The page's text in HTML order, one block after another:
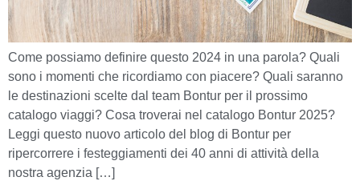
Come possiamo definire questo 2024 in una parola? Quali
sono i momenti che ricordiamo con piacere? Quali saranno
le destinazioni scelte dal team Bontur per il prossimo
catalogo viaggi? Cosa troverai nel catalogo Bontur 2025?
Leggi questo nuovo articolo del blog di Bontur per
ripercorrere i festeggiamenti dei 40 anni di attività della
nostra agenzia […]